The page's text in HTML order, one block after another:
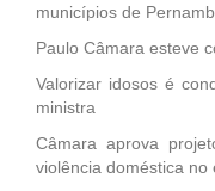
municípios de
Paulo Câmara esteve
Valorizar idosos é
ministra
Câmara aprova
violência doméstica no